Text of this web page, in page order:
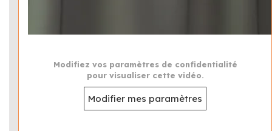
Modifiez vos paramètres de confidentialité
pour visualiser cette vidéo.
Modifier mes paramètres